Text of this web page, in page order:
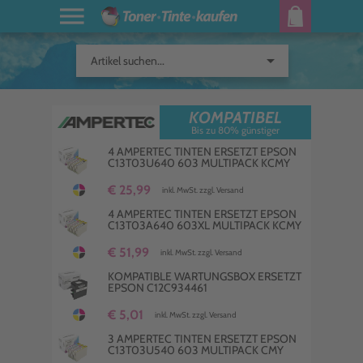
Artikel suchen... arrow_drop_down
KOMPATIBEL
Bis zu 80% günstiger
4 AMPERTEC TINTEN ERSETZT EPSON
C13T03U640 603 MULTIPACK KCMY
€ 25,99 inkl. MwSt. zzgl. Versand
4 AMPERTEC TINTEN ERSETZT EPSON
C13T03A640 603XL MULTIPACK KCMY
€ 51,99 inkl. MwSt. zzgl. Versand
KOMPATIBLE WARTUNGSBOX ERSETZT
EPSON C12C934461
€ 5,01 inkl. MwSt. zzgl. Versand
3 AMPERTEC TINTEN ERSETZT EPSON
C13T03U540 603 MULTIPACK CMY